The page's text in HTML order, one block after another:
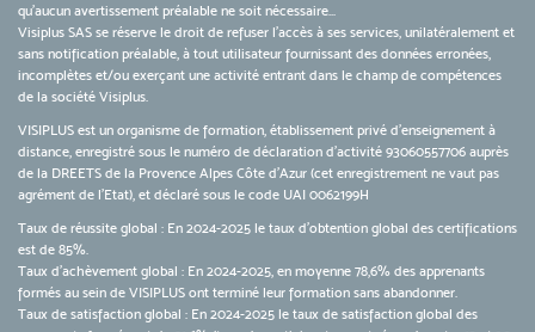
qu’aucun avertissement préalable ne soit nécessaire...
Visiplus SAS se réserve le droit de refuser l'accès à ses services, unilatéralement et
sans notification préalable, à tout utilisateur fournissant des données erronées,
incomplètes et/ou exerçant une activité entrant dans le champ de compétences
de la société Visiplus.
VISIPLUS est un organisme de formation, établissement privé d’enseignement à
distance, enregistré sous le numéro de déclaration d’activité 93060557706 auprès
de la DREETS de la Provence Alpes Côte d’Azur (cet enregistrement ne vaut pas
agrément de l’Etat), et déclaré sous le code UAI 0062199H
Taux de réussite global : En 2024-2025 le taux d'obtention global des certifications
est de 85%.
Taux d’achèvement global : En 2024-2025, en moyenne 78,6% des apprenants
formés au sein de VISIPLUS ont terminé leur formation sans abandonner.
Taux de satisfaction global : En 2024-2025 le taux de satisfaction global des